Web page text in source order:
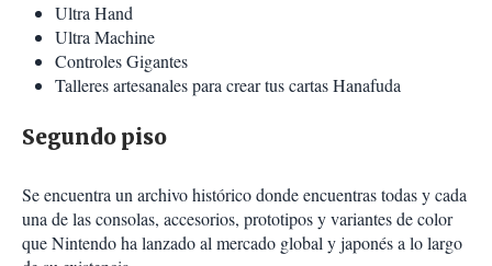
Ultra Hand
Ultra Machine
Controles Gigantes
Talleres artesanales para crear tus cartas Hanafuda
Segundo piso
Se encuentra un archivo histórico donde encuentras todas y cada
una de las consolas, accesorios, prototipos y variantes de color
que Nintendo ha lanzado al mercado global y japonés a lo largo